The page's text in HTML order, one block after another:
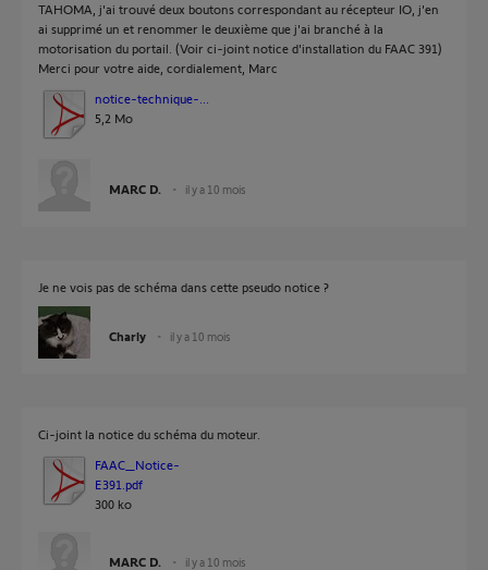
TAHOMA, j'ai trouvé deux boutons correspondant au récepteur IO, j'en
ai supprimé un et renommer le deuxième que j'ai branché à la
motorisation du portail. (Voir ci-joint notice d'installation du FAAC 391)
Merci pour votre aide, cordialement, Marc
notice-technique-...
5,2 Mo
MARC D. il y a 10 mois
Je ne vois pas de schéma dans cette pseudo notice ?
Charly il y a 10 mois
Ci-joint la notice du schéma du moteur.
FAAC_Notice-
E391.pdf
300 ko
MARC D. il y a 10 mois